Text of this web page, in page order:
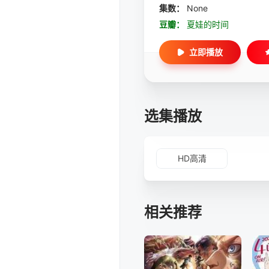
集数：
None
豆瓣：
夏娃的时间
立即播放
选集播放
HD高清
相关推荐